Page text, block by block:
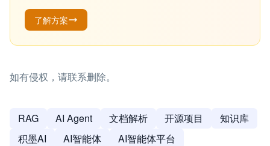
了解方案
如有侵权，请联系删除。
RAG AI Agent 文档解析 开源项目
知识库
积墨AI
AI智能体
AI智能体平台